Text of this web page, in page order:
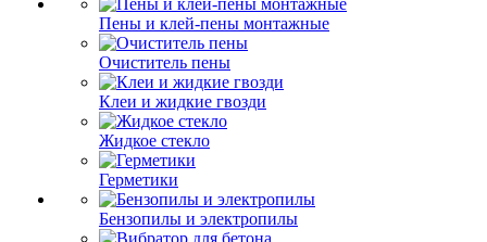
Пены и клей-пены монтажные
Очиститель пены
Клеи и жидкие гвозди
Жидкое стекло
Герметики
Бензопилы и электропилы